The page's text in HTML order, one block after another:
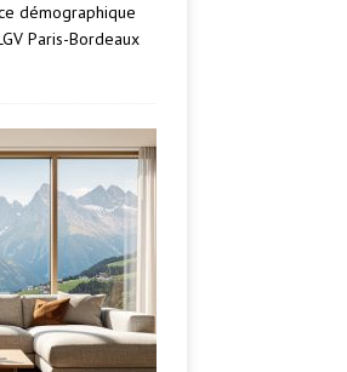
démographique
Paris-Bordeaux